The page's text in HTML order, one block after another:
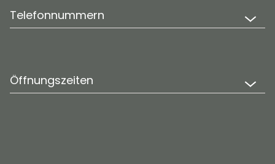
Telefonnummern
Öffnungszeiten